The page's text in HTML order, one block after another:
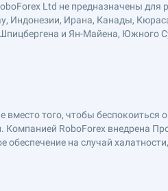
Ltd не предназначены для
Индонезии, Ирана, Канады,
и Ян-Майена, Южного
того, чтобы беспокоиться
RoboForex внедрена
на случай